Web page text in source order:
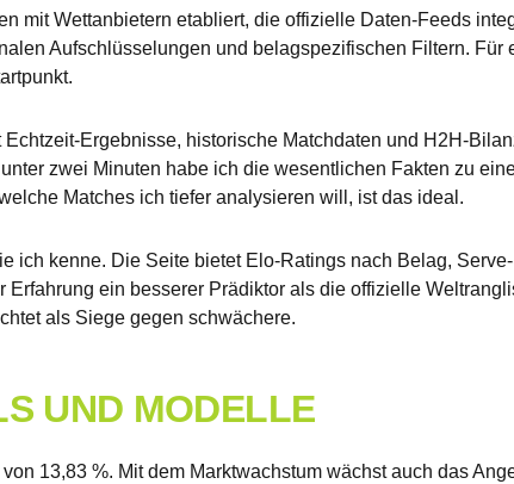
mit Wettanbietern etabliert, die offizielle Daten-Feeds
Aufschlüsselungen und belagspezifischen Filtern.
Ergebnisse, historische Matchdaten und H2H-
zwei Minuten habe ich die wesentlichen Fakten zu
Matches ich tiefer analysieren will, ist das ideal.
ich kenne. Die Seite bietet Elo-Ratings nach Belag,
ein besserer Prädiktor als die offizielle
als Siege gegen schwächere.
UND MODELLE
13,83 %. Mit dem Marktwachstum wächst auch das